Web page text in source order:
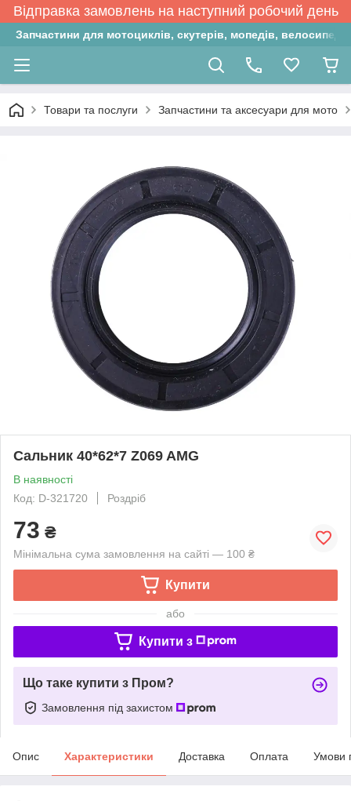
Відправка замовлень на наступний робочий день
Запчастини для мотоциклів, скутерів, мопедів,
Товари та послуги Запчастини та аксесуари для мото
Сальник 40*62*7 Z069 AMG
В наявності
Код: D-321720
Роздріб
73 ₴
Мінімальна сума замовлення на сайті — 100 ₴
Купити
або
Купити з
Що таке купити з Пром?
Замовлення під захистом
Опис Характеристики Доставка Оплата Умови